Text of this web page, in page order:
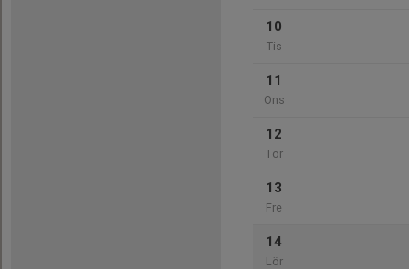
10
Tis
11
Ons
12
Tor
13
Fre
14
Lör